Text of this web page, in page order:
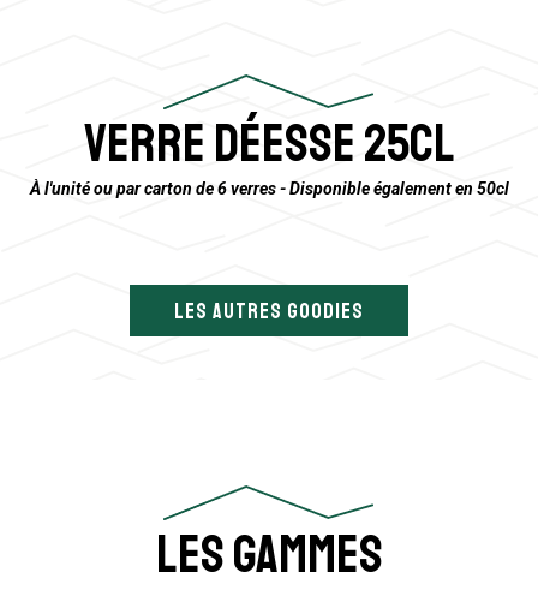
VERRE DÉESSE 25CL
À l'unité ou par carton de 6 verres - Disponible également en 50cl
LES AUTRES GOODIES
Les gammes